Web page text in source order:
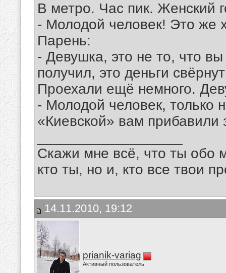
В метро. Час пик. Женский
- Молодой человек! Это же
Парень:
- Девушка, это не то, что
получил, это деньги
Проехали ещё немного.
- Молодой человек, только
«Киевской» вам прибавили
Скажи мне всё, что ты обо
кто ты, но и, кто все твои
14.11.2010, 19:12
prianik-variag
Активный пользователь